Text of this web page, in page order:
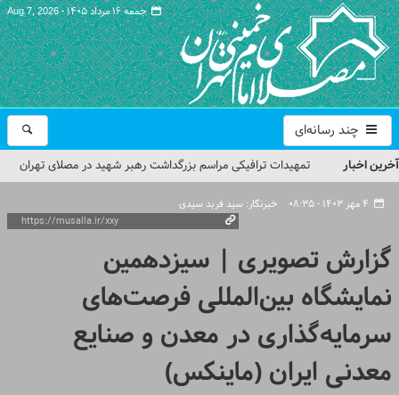
جمعه ۱۶ مرداد ۱۴۰۵ - Aug 7, 2026
چند رسانه‌ای
آخرین اخبار
تمهیدات ترافیکی مراسم بزرگداشت رهبر شهید در مصلای تهران
اعلام شد
حجت‌الاسلام حاج علی‌اکبری؛ خطیب این هفته نماز جمعه تهران
مراسم بزرگداشت امام مجاهد شهید در مصلای تهران از سوی رهبر
معظم انقلاب
گزارش تصویری| مراسم نماز بر پیکر امام شهید انقلاب اسلامی ایران
گزارش تصویری| مراسم بزرگداشت آقای شهید ایران
خبرنگار: سید فربد سیدی
گزارش تصویری | سیزدهمین
نمایشگاه بین‌المللی فرصت‌های
سرمایه‌گذاری در معدن و صنایع
معدنی ایران (ماینکس)